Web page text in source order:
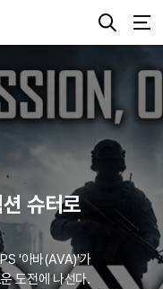
슈터로
'아바(AVA)'가
도전에 나선다.